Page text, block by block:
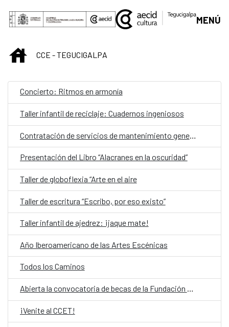
Saltar al contenido principal
MENÚ
INICIOCCE - TEGUCIGALPA
Concierto: Ritmos en armonía
Taller infantil de reciclaje: Cuadernos ingeniosos
Contratación de servicios de mantenimiento general del CCE
Presentación del Libro “Alacranes en la oscuridad”
Taller de globoflexia “Arte en el aire
Taller de escritura “Escribo, por eso existo”
Taller infantil de ajedrez: ¡jaque mate!
Año Iberoamericano de las Artes Escénicas
Todos los Caminos
Abierta la convocatoria de becas de la Fundación Carolina 2025-2026
¡Venite al CCET!